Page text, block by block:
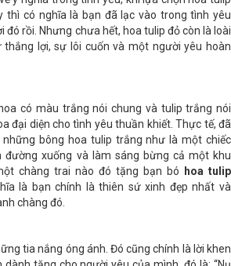
ý nghĩa trong tình yêu, khi lựa chọn hoa tulip
thì có nghĩa là bạn đã lạc vào trong tình yêu
rồi. Nhưng chưa hết, hoa tulip đỏ còn là loài
lợi, sự lôi cuốn và một người yêu hoàn
có màu trắng nói chung và tulip trắng nói
đại diện cho tình yêu thuần khiết. Thực tế, đã
những bông hoa tulip trắng như là một chiếc
đường xuống và làm sáng bừng cả một khu
chàng trai nào đó tặng bạn bó
hoa tulip
là bạn chính là thiên sứ xinh đẹp nhất và
chàng đó.
tia nắng óng ánh. Đó cũng chính là lời khen